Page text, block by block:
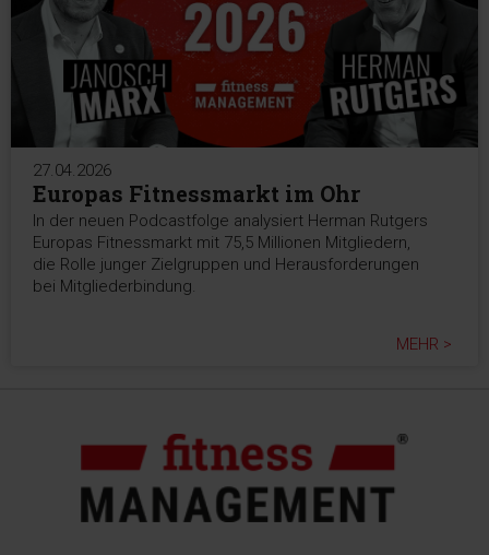
27.04.2026
Europas Fitnessmarkt im Ohr
In der neuen Podcastfolge analysiert Herman Rutgers
Europas Fitnessmarkt mit 75,5 Millionen Mitgliedern,
die Rolle junger Zielgruppen und Herausforderungen
bei Mitgliederbindung.
MEHR >